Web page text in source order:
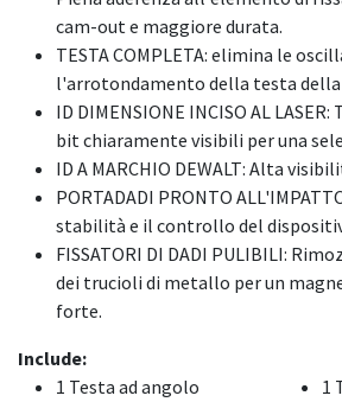
cam-out e maggiore durata.
TESTA COMPLETA: elimina le
l'arrotondamento della testa della
ID DIMENSIONE INCISO AL
bit chiaramente visibili per una
ID A MARCHIO DEWALT: Alta
PORTADADI PRONTO
stabilità e il controllo del
FISSATORI DI DADI PULIBILI:
dei trucioli di metallo per un
forte.
Include:
1 Testa ad angolo
1